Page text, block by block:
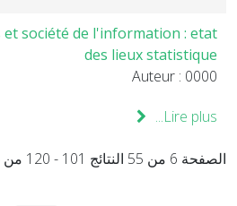
et société de l'information : etat
des lieux statistique
Auteur : 0000
Lire plus...
الصفحة 6 من 55 النتائج 101 - 120 من 1094